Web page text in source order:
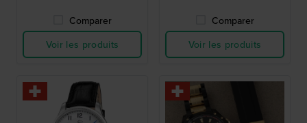
Comparer
Voir les produits
Comparer
Voir les produits